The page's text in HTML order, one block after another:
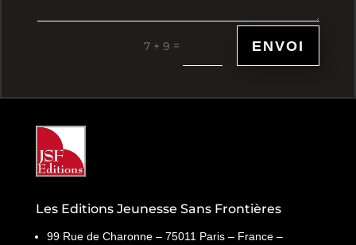
7 + 9 = ENVOI
Les Editions Jeunesse Sans Frontières
99 Rue de Charonne – 75011 Paris – France –